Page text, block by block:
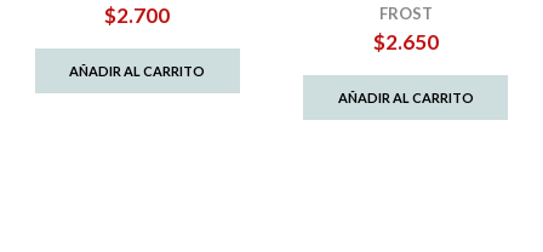
$2.700
AÑADIR AL CARRITO
FROST
$2.650
AÑADIR AL CARRITO